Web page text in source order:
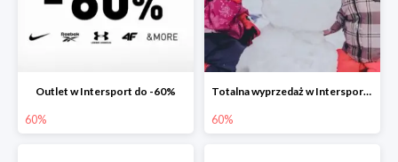
Outlet w Intersport do -60%
60%
Totalna wyprzedaż w Intersport do -60%
60%